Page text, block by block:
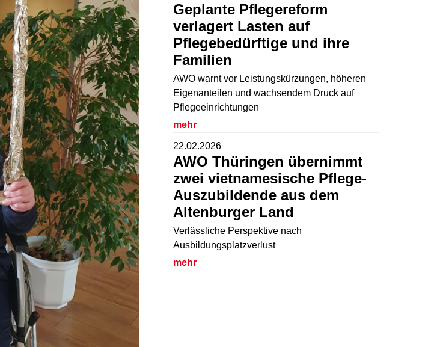
Geplante Pflegereform
verlagert Lasten auf
Pflegebedürftige und ihre
Familien
AWO warnt vor Leistungskürzungen, höheren
Eigenanteilen und wachsendem Druck auf
Pflegeeinrichtungen
mehr
22.02.2026
AWO Thüringen übernimmt
zwei vietnamesische Pflege-
Auszubildende aus dem
Altenburger Land
Verlässliche Perspektive nach
Ausbildungsplatzverlust
mehr